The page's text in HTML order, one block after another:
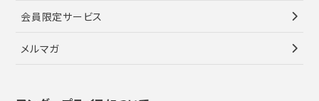
会員限定サービス
メルマガ